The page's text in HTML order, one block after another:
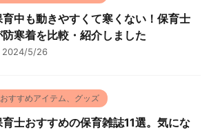
育中も動きやすくて寒くない！保育士
防寒着を比較・紹介しました
2024/5/26
おすすめアイテム、グッズ
育士おすすめの保育雑誌11選。気にな